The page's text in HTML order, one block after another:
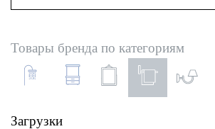
Товары бренда по категориям
Загрузки